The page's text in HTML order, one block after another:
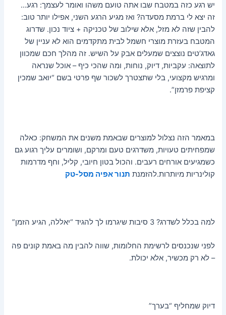
יש רגע כזה במטבח שבו אתה טועם משהו ואומר לעצמך: רגע…
זה יצא לי ברמת מסעדה? ואז מגיע הרגע השני, אפילו יותר טוב:
להבין שזה לא מזל, אלא שילוב של טכניקה + ציוד נכון. שדרוג
המטבח בעזרת מוצרי חשמל לבית מתקדמים הוא לא עניין של
גאדג’טים נוצצים שמעלים אבק על השיש. זה מהלך חכם שמכוון
לתוצאה: עקביות, דיוק, נוחות, ומה שהכי כיף – אוכל שנראה
ומרגיש מקצועי, בלי שתצטרך לשכור שף פרטי בשם “יואב שמכין
קציפת פרמזן”.
במאמר הזה נצלול למוצרים שבאמת משנים את המשחק: כאלה
שמפחיתים טעויות, משדרגים טעם ומרקם, ושומרים עליך רגוע גם
כשמגיעים אורחים רעבים. והכול בטון חיובי, קליל, וחף מדרמות
קולינריות מיותרות.להזמנת תנור אפיה מסל-טק
למה בכלל לשדרג? 3 סיבות שיגרמו לך להגיד “יאללה, הגיע הזמן”
לפני שנכנסים לרשימת החלומות, שווה להבין מה באמת קונים פה
– לא רק מכשיר, אלא יכולת.
דיוק שמחליף “בערך”